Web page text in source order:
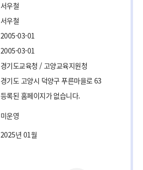
서우철
서우철
2005-03-01
2005-03-01
경기도교육청 / 고양교육지원청
경기도 고양시 덕양구 푸른마을로 63
등록된 홈페이지가 없습니다.
미운영
2025년 01월